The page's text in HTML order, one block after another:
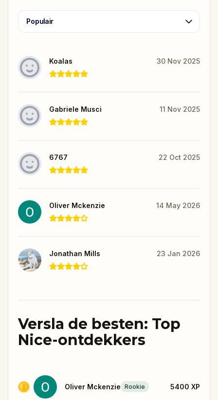
Populair
Koalas 30 Nov 2025
Gabriele Musci 11 Nov 2025
6767 22 Oct 2025
Oliver Mckenzie 14 May 2026
Jonathan Mills 23 Jan 2026
Versla de besten: Top
Nice-ontdekkers
Oliver Mckenzie Rookie 5400 XP